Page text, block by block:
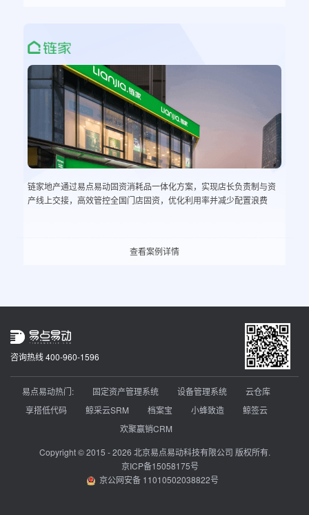
链家地产通过易点易动固资消耗品一体化方案，实现店长负责制与资
产线上交接，高效管控全国门店固资，优化利用率并减少配置浪费
查看案例详情
咨询热线 400-960-1596
易点易动热门: 固定资产管理系统 设备管理系统
云仓库
享搭低代码
鲸采云SRM 档案宝 小蜂致造
鲸签云
欢聚赢销CRM
Copyright © 2015 - 2026 北京易点易动科技有限公司 版权所有.
京ICP备15058175号
京公网安备 11010502038822号